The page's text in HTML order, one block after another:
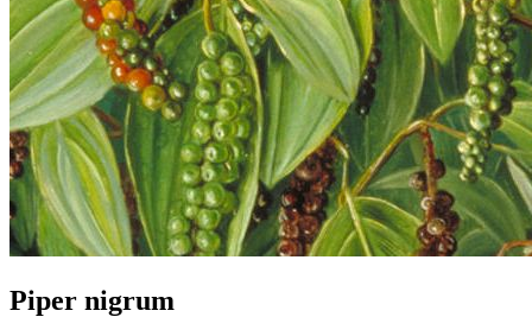
Piper nigrum